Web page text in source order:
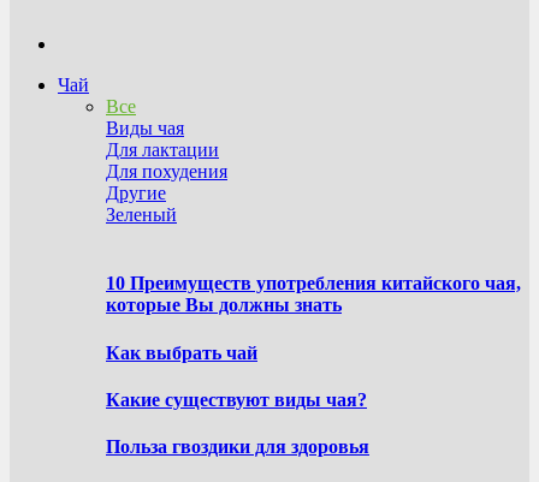
Чай
Все
Виды чая
Для лактации
Для похудения
Другие
Зеленый
10 Преимуществ употребления китайского чая,
которые Вы должны знать
Как выбрать чай
Какие существуют виды чая?
Польза гвоздики для здоровья